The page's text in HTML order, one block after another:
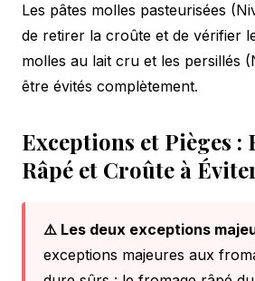
Les pâtes molles pasteurisées
de retirer la croûte et de vérifier
molles au lait cru et les persillés
être évités complètement.
Exceptions et Pièges :
Râpé et Croûte à
⚠️ Les deux exceptions
exceptions majeures aux